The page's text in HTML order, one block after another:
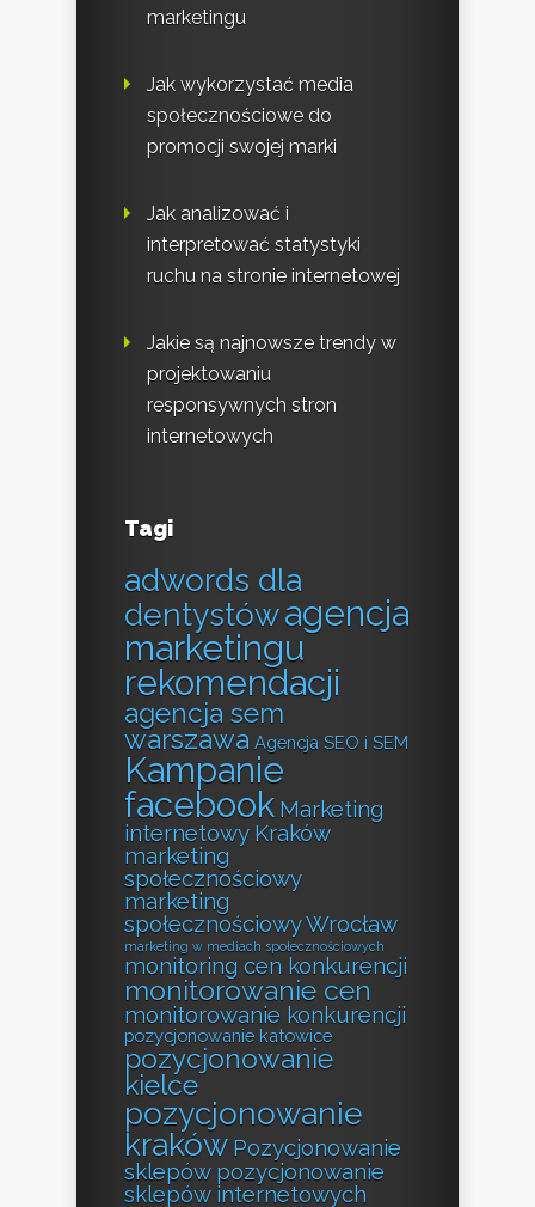
marketingu
Jak wykorzystać media
społecznościowe do
promocji swojej marki
Jak analizować i
interpretować statystyki
ruchu na stronie internetowej
Jakie są najnowsze trendy w
projektowaniu
responsywnych stron
internetowych
Tagi
adwords dla
dentystówagencja
marketingu
rekomendacji
agencja sem
warszawa Agencja SEO i SEM
Kampanie
facebook Marketing
internetowy Kraków
marketing
społecznościowy
marketing
społecznościowy Wrocław
marketing w mediach społecznościowych
monitoring cen konkurencji
monitorowanie cen
monitorowanie konkurencji
pozycjonowanie katowice
pozycjonowanie
kielce
pozycjonowanie
kraków Pozycjonowanie
sklepów pozycjonowanie
sklepów internetowych